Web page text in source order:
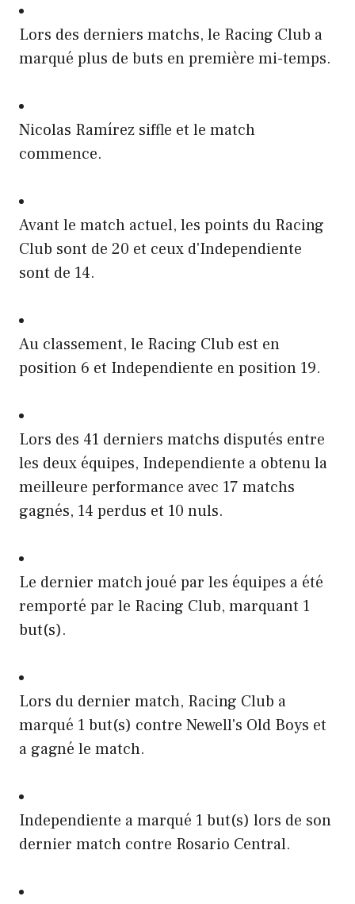
Lors des derniers matchs, le Racing Club a
marqué plus de buts en première mi-temps.
Nicolas Ramírez siffle et le match
commence.
Avant le match actuel, les points du Racing
Club sont de 20 et ceux d'Independiente
sont de 14.
Au classement, le Racing Club est en
position 6 et Independiente en position 19.
Lors des 41 derniers matchs disputés entre
les deux équipes, Independiente a obtenu la
meilleure performance avec 17 matchs
gagnés, 14 perdus et 10 nuls.
Le dernier match joué par les équipes a été
remporté par le Racing Club, marquant 1
but(s).
Lors du dernier match, Racing Club a
marqué 1 but(s) contre Newell's Old Boys et
a gagné le match.
Independiente a marqué 1 but(s) lors de son
dernier match contre Rosario Central.